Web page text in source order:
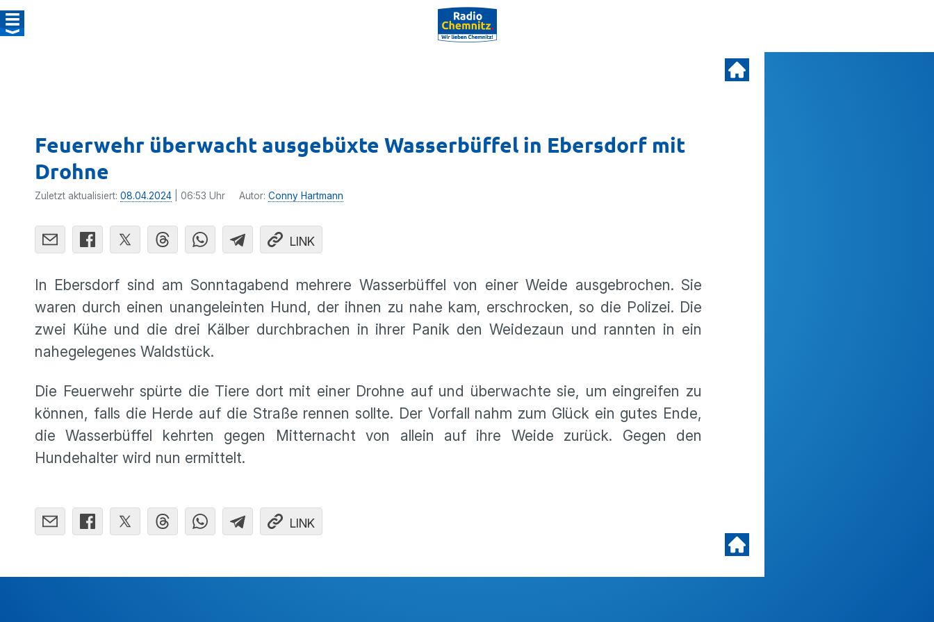
Feuerwehr überwacht ausgebüxte Wasserbüffel in Ebersdorf mit
Drohne
Zuletzt aktualisiert: 08.04.2024 | 06:53 Uhr Autor: Conny Hartmann
LINK
In Ebersdorf sind am Sonntagabend mehrere Wasserbüffel von einer Weide ausgebrochen. Sie
waren durch einen unangeleinten Hund, der ihnen zu nahe kam, erschrocken, so die Polizei. Die
zwei Kühe und die drei Kälber durchbrachen in ihrer Panik den Weidezaun und rannten in ein
nahegelegenes Waldstück.
Die Feuerwehr spürte die Tiere dort mit einer Drohne auf und überwachte sie, um eingreifen zu
können, falls die Herde auf die Straße rennen sollte. Der Vorfall nahm zum Glück ein gutes Ende,
die Wasserbüffel kehrten gegen Mitternacht von allein auf ihre Weide zurück. Gegen den
Hundehalter wird nun ermittelt.
LINK